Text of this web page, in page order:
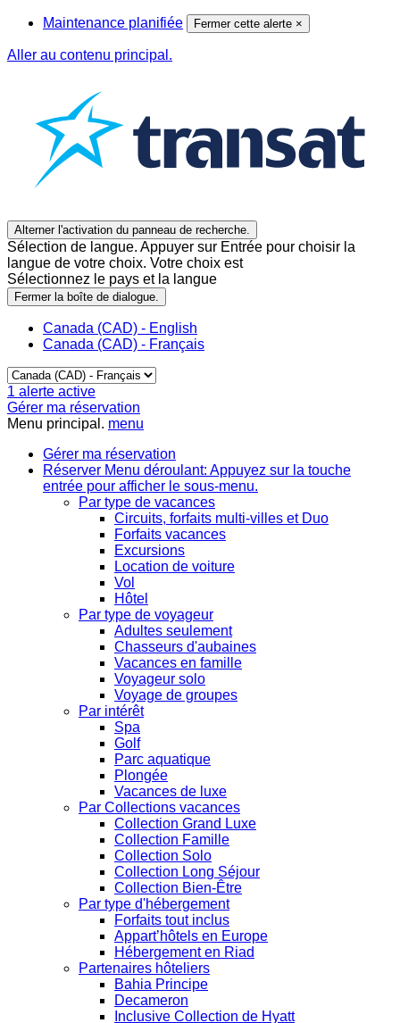
Maintenance planifiée Fermer cette alerte ×
Aller au contenu principal.
Alterner l'activation du panneau de recherche.
Sélection de langue. Appuyer sur Entrée pour choisir la
langue de votre choix. Votre choix est
Sélectionnez le pays et la langue
Fermer la boîte de dialogue.
Canada (CAD) - English
Canada (CAD) - Français
1 alerte active
Gérer ma réservation
Menu principal. menu
Gérer ma réservation
Réserver Menu déroulant: Appuyez sur la touche
entrée pour afficher le sous-menu.
Par type de vacances
Circuits, forfaits multi-villes et Duo
Forfaits vacances
Excursions
Location de voiture
Vol
Hôtel
Par type de voyageur
Adultes seulement
Chasseurs d'aubaines
Vacances en famille
Voyageur solo
Voyage de groupes
Par intérêt
Spa
Golf
Parc aquatique
Plongée
Vacances de luxe
Par Collections vacances
Collection Grand Luxe
Collection Famille
Collection Solo
Collection Long Séjour
Collection Bien-Être
Par type d'hébergement
Forfaits tout inclus
Appart’hôtels en Europe
Hébergement en Riad
Partenaires hôteliers
Bahia Principe
Decameron
Inclusive Collection de Hyatt